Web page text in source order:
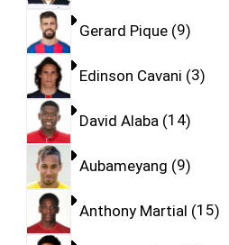
Gerard Pique 9
Edinson Cavani 3
David Alaba 14
Aubameyang 9
Anthony Martial 15